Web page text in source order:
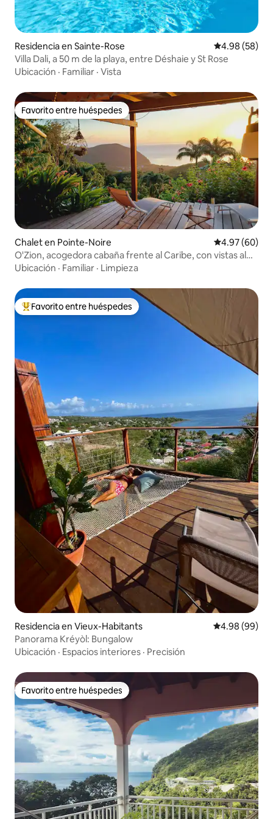
Residencia en Sainte-Rose Calificación
4.98 (58)
Villa Dali, a 50 m de la playa, entre Déshaie y St Rose
Ubicación · Familiar · Vista
Favorito entre huéspedes
Favorito entre huéspedes
Chalet en Pointe-Noire Calificación
4.97 (60)
O'Zion, acogedora cabaña frente al Caribe, con vistas al
mar
Ubicación · Familiar · Limpieza
De los mejores en Favorito entre huéspedes
Favorito entre huéspedes
Residencia en Vieux-Habitants Calificación
4.98 (99)
Panorama Kréyòl: Bungalow
Ubicación · Espacios interiores · Precisión
Favorito entre huéspedes
Favorito entre huéspedes